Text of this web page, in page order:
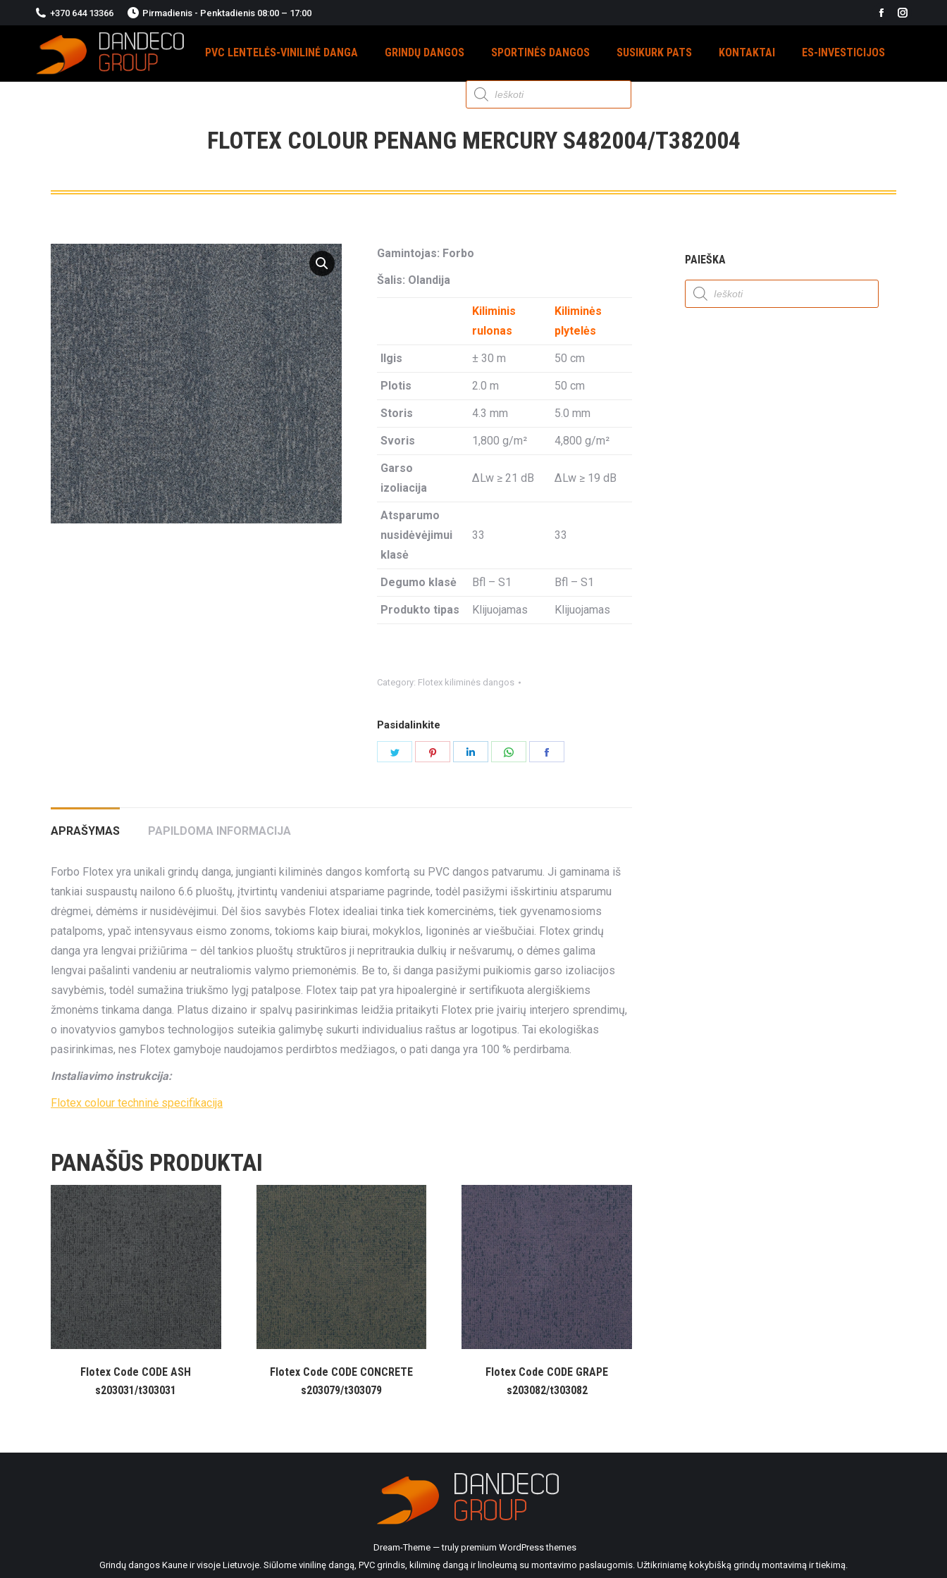
+370 644 13366 Pirmadienis - Penktadienis 08:00 – 17:00
Facebook
opens
PVC LENTELĖS-VINILINĖ DANGA GRINDŲ DANGOS SPORTINĖS DANGOS SUSIKURK PATS KONTAKTAI ES-INVESTICIJOS
Products
search
FLOTEX COLOUR PENANG MERCURY S482004/T382004
Gamintojas: Forbo
Šalis: Olandija
Kiliminis
rulonas
Kiliminės
plytelės
Ilgis ± 30 m 50 cm
Plotis 2.0 m 50 cm
Storis 4.3 mm 5.0 mm
Svoris 1,800 g/m² 4,800 g/m²
Garso
izoliacija
ΔLw ≥ 21 dB ΔLw ≥ 19 dB
Atsparumo
nusidėvėjimui
klasė
33 33
Degumo klasė Bfl – S1 Bfl – S1
Produkto tipas Klijuojamas Klijuojamas
Category: Flotex kiliminės dangos
Pasidalinkite
Share
Share
APRAŠYMAS PAPILDOMA INFORMACIJA
Forbo Flotex yra unikali grindų danga, jungianti kiliminės dangos komfortą su PVC dangos patvarumu. Ji gaminama iš
tankiai suspaustų nailono 6.6 pluoštų, įtvirtintų vandeniui atspariame pagrinde, todėl pasižymi išskirtiniu atsparumu
drėgmei, dėmėms ir nusidėvėjimui. Dėl šios savybės Flotex idealiai tinka tiek komercinėms, tiek gyvenamosioms
patalpoms, ypač intensyvaus eismo zonoms, tokioms kaip biurai, mokyklos, ligoninės ar viešbučiai. Flotex grindų
danga yra lengvai prižiūrima – dėl tankios pluoštų struktūros ji nepritraukia dulkių ir nešvarumų, o dėmes galima
lengvai pašalinti vandeniu ar neutraliomis valymo priemonėmis. Be to, ši danga pasižymi puikiomis garso izoliacijos
savybėmis, todėl sumažina triukšmo lygį patalpose. Flotex taip pat yra hipoalerginė ir sertifikuota alergiškiems
žmonėms tinkama danga. Platus dizaino ir spalvų pasirinkimas leidžia pritaikyti Flotex prie įvairių interjero sprendimų,
o inovatyvios gamybos technologijos suteikia galimybę sukurti individualius raštus ar logotipus. Tai ekologiškas
pasirinkimas, nes Flotex gamyboje naudojamos perdirbtos medžiagos, o pati danga yra 100 % perdirbama.
Instaliavimo instrukcija:
Flotex colour techninė specifikacija
PANAŠŪS PRODUKTAI
Flotex Code CODE ASH
s203031/t303031
Flotex Code CODE CONCRETE
s203079/t303079
Flotex Code CODE GRAPE
s203082/t303082
PAIEŠKA
Products
search
Dream-Theme — truly premium WordPress themes
Grindų dangos Kaune ir visoje Lietuvoje. Siūlome vinilinę dangą, PVC grindis, kiliminę dangą ir linoleumą su montavimo paslaugomis. Užtikriniamę kokybišką grindų montavimą ir tiekimą.